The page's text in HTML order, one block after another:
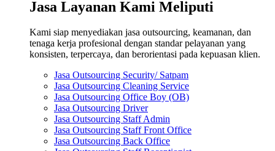
Jasa Layanan Kami Meliputi
Kami siap menyediakan jasa outsourcing, keamanan, dan
tenaga kerja profesional dengan standar pelayanan yang
konsisten, terpercaya, dan berorientasi pada kepuasan klien.
Jasa Outsourcing Security/ Satpam
Jasa Outsourcing Cleaning Service
Jasa Outsourcing Office Boy (OB)
Jasa Outsourcing Driver
Jasa Outsourcing Staff Admin
Jasa Outsourcing Staff Front Office
Jasa Outsourcing Back Office